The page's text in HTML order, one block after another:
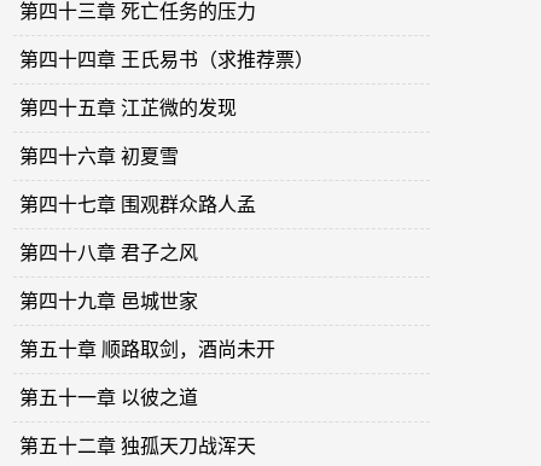
第四十三章 死亡任务的压力
第四十四章 王氏易书（求推荐票）
第四十五章 江芷微的发现
第四十六章 初夏雪
第四十七章 围观群众路人孟
第四十八章 君子之风
第四十九章 邑城世家
第五十章 顺路取剑，酒尚未开
第五十一章 以彼之道
第五十二章 独孤天刀战浑天